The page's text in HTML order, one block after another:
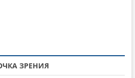
а
ЗРЕНИЯ